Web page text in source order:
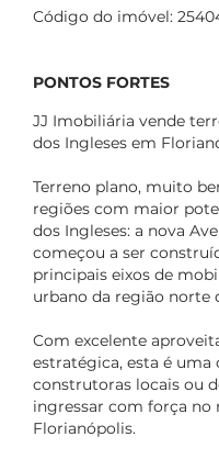
Código do imóvel:
PONTOS FORTES
JJ Imobiliária vende
dos Ingleses em
Terreno plano, muito
regiões com maior
dos Ingleses: a nova
começou a ser
principais eixos de
urbano da região norte
Com excelente
estratégica, esta é
construtoras locais ou
ingressar com força
Florianópolis.